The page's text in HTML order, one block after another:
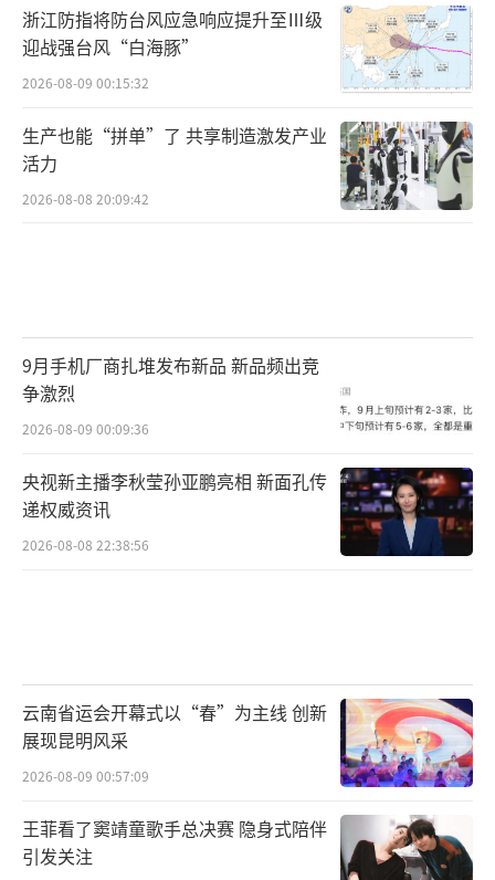
浙江防指将防台风应急响应提升至Ⅲ级
迎战强台风“白海豚”
2026-08-09 00:15:32
生产也能“拼单”了 共享制造激发产业
活力
2026-08-08 20:09:42
9月手机厂商扎堆发布新品 新品频出竞
争激烈
2026-08-09 00:09:36
央视新主播李秋莹孙亚鹏亮相 新面孔传
递权威资讯
2026-08-08 22:38:56
云南省运会开幕式以“春”为主线 创新
展现昆明风采
2026-08-09 00:57:09
王菲看了窦靖童歌手总决赛 隐身式陪伴
引发关注